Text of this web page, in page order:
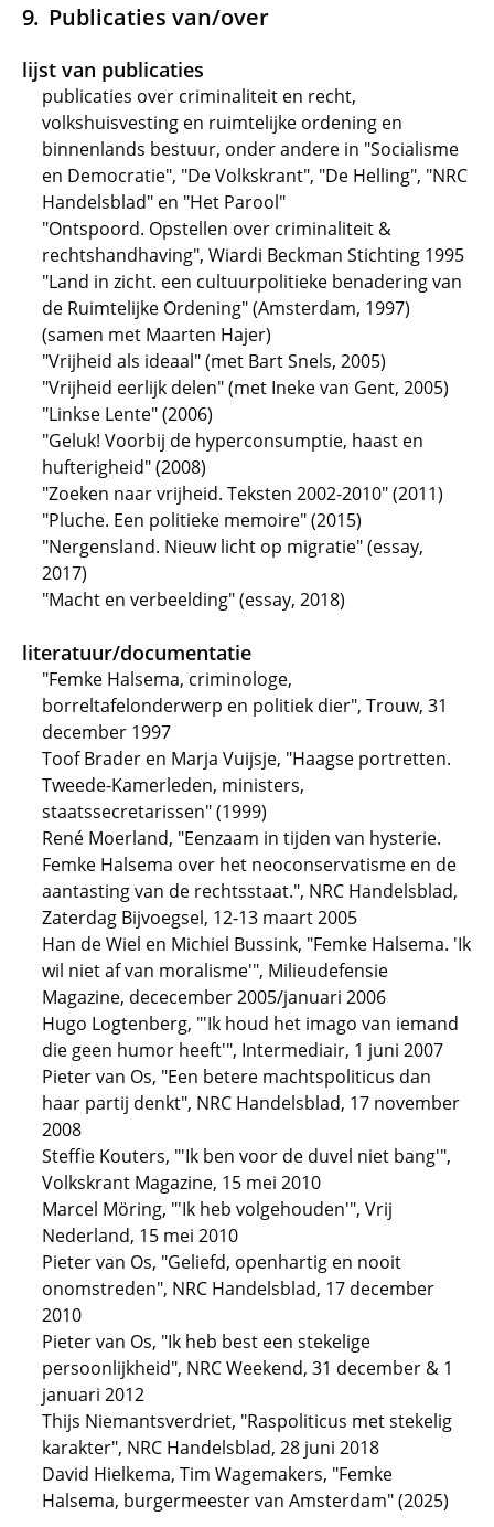
Publicaties van/over
lijst van publicaties
publicaties over criminaliteit en recht,
volkshuisvesting en ruimtelijke ordening en
binnenlands bestuur, onder andere in "Socialisme
en Democratie", "De Volkskrant", "De Helling", "NRC
Handelsblad" en "Het Parool"
"Ontspoord. Opstellen over criminaliteit &
rechtshandhaving", Wiardi Beckman Stichting 1995
"Land in zicht. een cultuurpolitieke benadering van
de Ruimtelijke Ordening" (Amsterdam, 1997)
(samen met Maarten Hajer)
"Vrijheid als ideaal" (met Bart Snels, 2005)
"Vrijheid eerlijk delen" (met Ineke van Gent, 2005)
"Linkse Lente" (2006)
"Geluk! Voorbij de hyperconsumptie, haast en
hufterigheid" (2008)
"Zoeken naar vrijheid. Teksten 2002-2010" (2011)
"Pluche. Een politieke memoire" (2015)
"Nergensland. Nieuw licht op migratie" (essay,
2017)
"Macht en verbeelding" (essay, 2018)
literatuur/documentatie
"Femke Halsema, criminologe,
borreltafelonderwerp en politiek dier", Trouw, 31
december 1997
Toof Brader en Marja Vuijsje, "Haagse portretten.
Tweede-Kamerleden, ministers,
staatssecretarissen" (1999)
René Moerland, "Eenzaam in tijden van hysterie.
Femke Halsema over het neoconservatisme en de
aantasting van de rechtsstaat.", NRC Handelsblad,
Zaterdag Bijvoegsel, 12-13 maart 2005
Han de Wiel en Michiel Bussink, "Femke Halsema. 'Ik
wil niet af van moralisme'", Milieudefensie
Magazine, dececember 2005/januari 2006
Hugo Logtenberg, "'Ik houd het imago van iemand
die geen humor heeft'", Intermediair, 1 juni 2007
Pieter van Os, "Een betere machtspoliticus dan
haar partij denkt", NRC Handelsblad, 17 november
2008
Steffie Kouters, "'Ik ben voor de duvel niet bang'",
Volkskrant Magazine, 15 mei 2010
Marcel Möring, "'Ik heb volgehouden'", Vrij
Nederland, 15 mei 2010
Pieter van Os, "Geliefd, openhartig en nooit
onomstreden", NRC Handelsblad, 17 december
2010
Pieter van Os, "Ik heb best een stekelige
persoonlijkheid", NRC Weekend, 31 december & 1
januari 2012
Thijs Niemantsverdriet, "Raspoliticus met stekelig
karakter", NRC Handelsblad, 28 juni 2018
David Hielkema, Tim Wagemakers, "Femke
Halsema, burgermeester van Amsterdam" (2025)